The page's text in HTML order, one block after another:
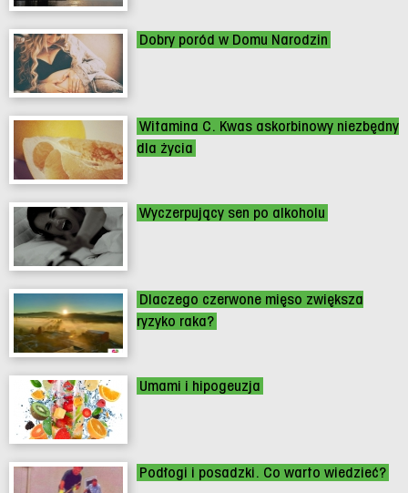
Dobry poród w Domu Narodzin
Witamina C. Kwas askorbinowy niezbędny
dla życia
Wyczerpujący sen po alkoholu
Dlaczego czerwone mięso zwiększa
ryzyko raka?
Umami i hipogeuzja
Podłogi i posadzki. Co warto wiedzieć?